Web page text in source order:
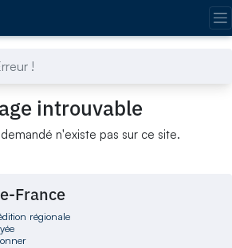
!
introuvable
n'existe pas sur ce site.
France
régionale